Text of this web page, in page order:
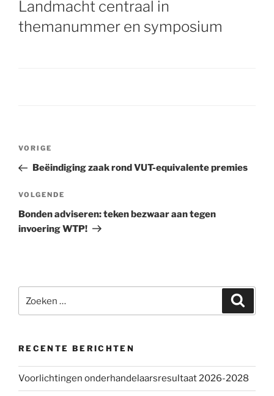
Landmacht centraal in
themanummer en symposium
Bericht
Vorig
bericht
VORIGE
Beëindiging zaak rond VUT-equivalente premies
Volgend
bericht
VOLGENDE
Bonden adviseren: teken bezwaar aan tegen
invoering WTP!
naar:
RECENTE BERICHTEN
Voorlichtingen onderhandelaarsresultaat 2026-2028